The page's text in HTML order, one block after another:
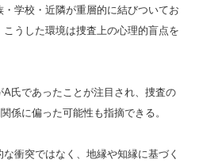
学校・近隣が重層的に結びついてお
うした環境は捜査上の心理的盲点を
氏であったことが注目され、捜査の
係に偏った可能性も指摘できる。
衝突ではなく、地縁や知縁に基づく